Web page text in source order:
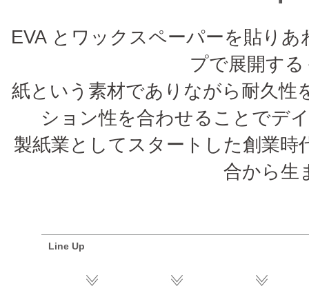
EVA とワックスペーパーを貼り
プで展開す
紙という素材でありながら耐久性
ション性を合わせることでデ
製紙業としてスタートした創業時
合から生
Line Up